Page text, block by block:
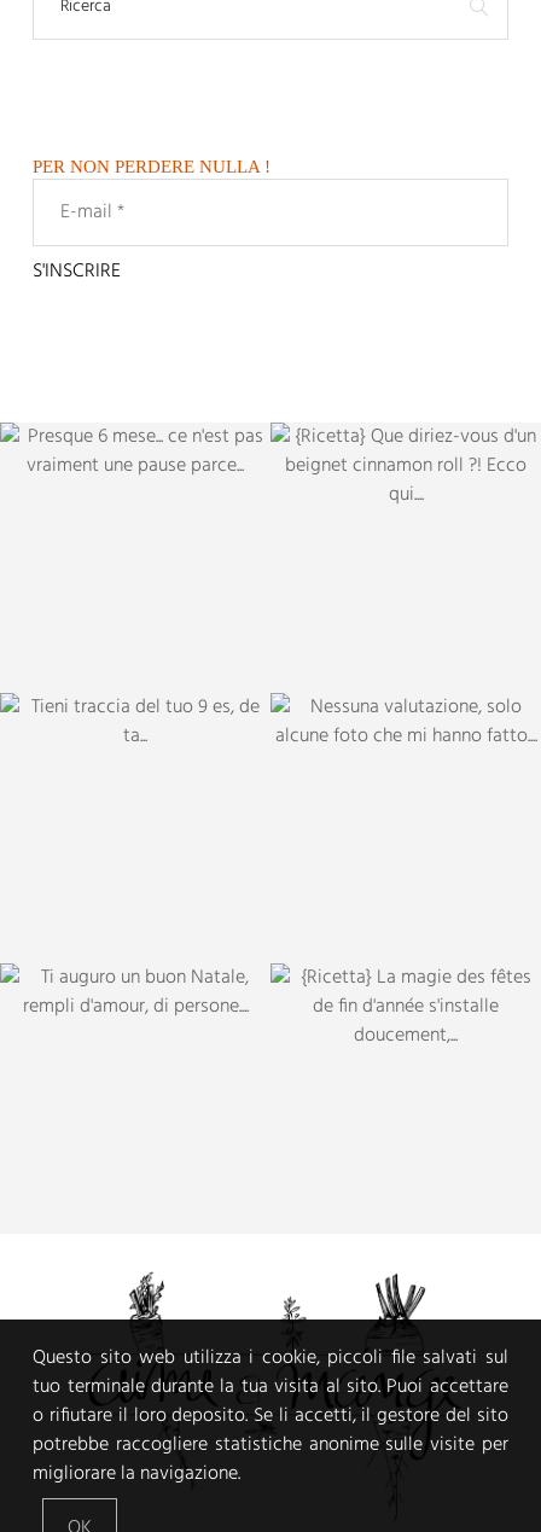
PER NON PERDERE NULLA !
Questo sito web utilizza i cookie, piccoli file salvati sul
tuo terminale durante la tua visita al sito. Puoi accettare
o rifiutare il loro deposito. Se li accetti, il gestore del sito
potrebbe raccogliere statistiche anonime sulle visite per
migliorare la navigazione.